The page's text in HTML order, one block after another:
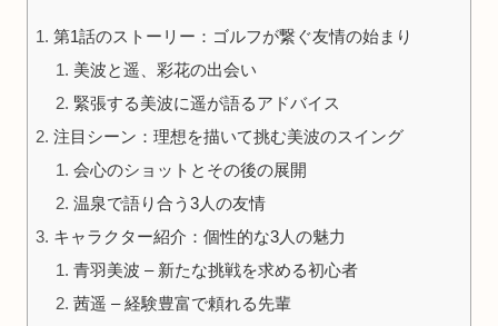
第1話のストーリー：ゴルフが繋ぐ友情の始まり
美波と遥、彩花の出会い
緊張する美波に遥が語るアドバイス
注目シーン：理想を描いて挑む美波のスイング
会心のショットとその後の展開
温泉で語り合う3人の友情
キャラクター紹介：個性的な3人の魅力
青羽美波 – 新たな挑戦を求める初心者
茜遥 – 経験豊富で頼れる先輩